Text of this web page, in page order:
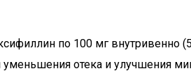
по 100 мг внутривенно
отека и улучшения